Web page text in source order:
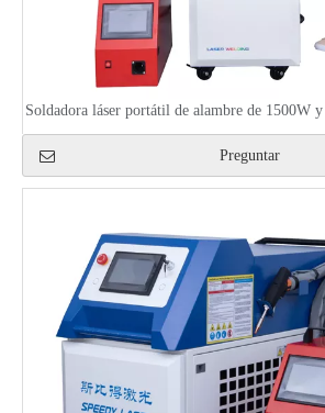
Soldadora láser portátil de alambre de 1500W
Preguntar